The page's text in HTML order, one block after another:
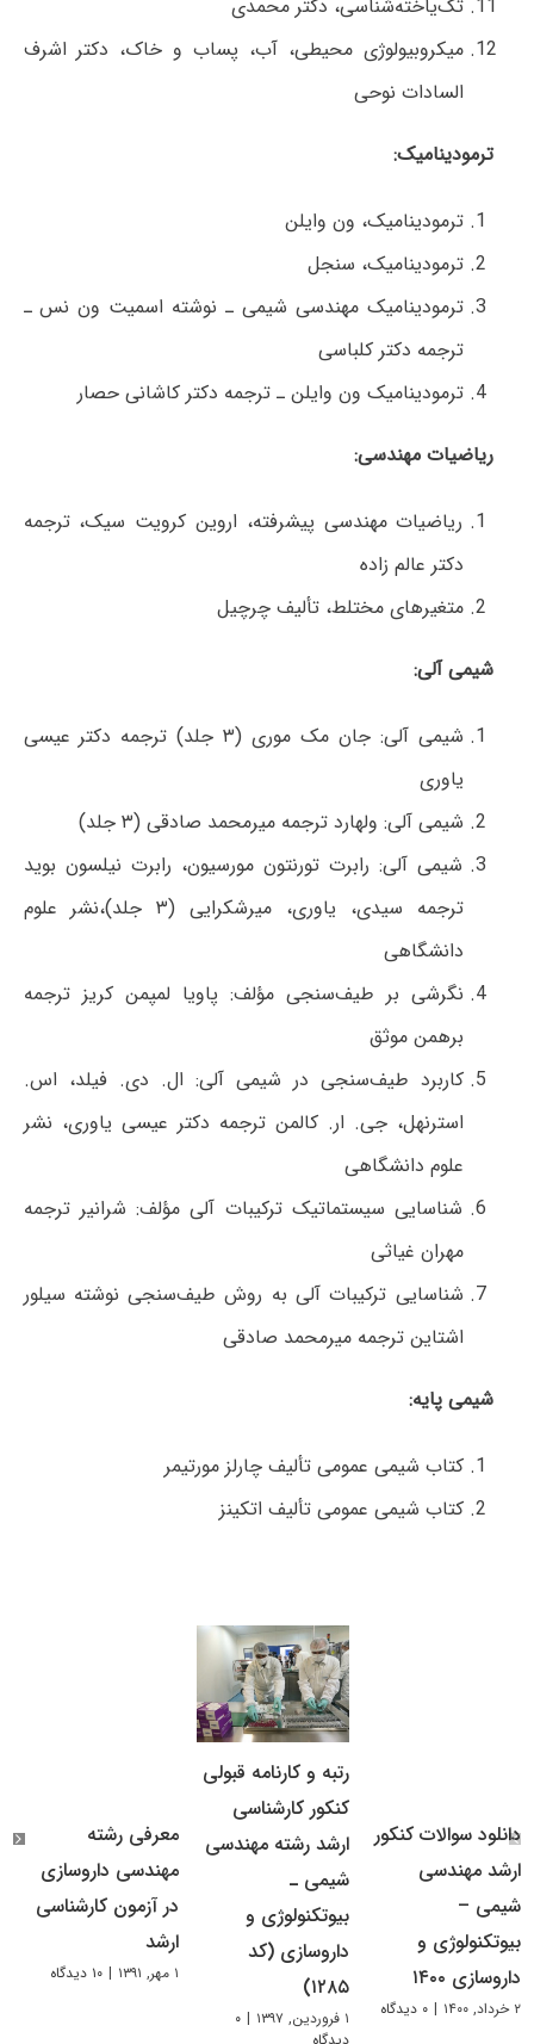
تک‌یاخته‌شناسی، دکتر محمدی
میکروبیولوژی محیطی، آب، پساب و خاک، دکتر اشرف
السادات نوحی
ترمودینامیک:
ترمودینامیک، ون وایلن
ترمودینامیک، سنجل
ترمودینامیک مهندسی شیمی ـ نوشته اسمیت ون نس ـ
ترجمه دکتر کلباسی
ترمودینامیک ون وایلن ـ ترجمه دکتر کاشانی حصار
ریاضیات مهندسی:
ریاضیات مهندسی پیشرفته، اروین کرویت سیک، ترجمه
دکتر عالم زاده
متغیرهای مختلط، تألیف چرچیل
شیمی آلی:
شیمی آلی: جان مک موری (۳ جلد) ترجمه دکتر عیسی
یاوری
شیمی آلی: ولهارد ترجمه میرمحمد صادقی (۳ جلد)
شیمی آلی: رابرت تورنتون مورسیون، رابرت نیلسون بوید
ترجمه سیدی، یاوری، میرشکرایی (۳ جلد)،‌نشر علوم
دانشگاهی
نگرشی بر طیف‌سنجی مؤلف: پاویا لمپمن کریز ترجمه
برهمن موثق
کاربرد طیف‌سنجی در شیمی آلی: ال. دی. فیلد، اس.
استرنهل، جی. ار. کالمن ترجمه دکتر عیسی یاوری، نشر
علوم دانشگاهی
شناسایی سیستماتیک ترکیبات آلی مؤلف: شرانیر ترجمه
مهران غیاثی
شناسایی ترکیبات آلی به روش طیف‌سنجی نوشته سیلور
اشتاین ترجمه میرمحمد صادقی
شیمی پایه:
کتاب شیمی عمومی تألیف چارلز مورتیمر
کتاب شیمی عمومی تألیف اتکینز
دانلود سوالات کنکور
ارشد مهندسی
شیمی –
بیوتکنولوژی و
داروسازی ۱۴۰۰
۲ خرداد, ۱۴۰۰ | ۰ دیدگاه
رتبه و کارنامه قبولی
کنکور کارشناسی
ارشد رشته مهندسی
شیمی ـ
بیوتکنولوژی و
داروسازی (کد
۱۲۸۵)
۱ فروردین, ۱۳۹۷ | ۰
معرفی رشته
مهندسی داروسازی
در آزمون کارشناسی
ارشد
۱ مهر, ۱۳۹۱ | ۱۰ دیدگاه